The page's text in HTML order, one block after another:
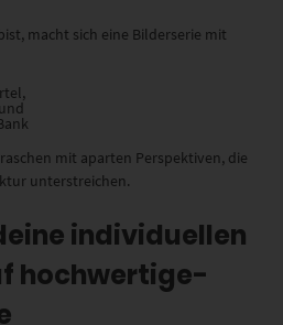
macht sich eine Bilderserie mit
mit aparten Perspektiven, die
unterstreichen.
individuellen
hochwertige-